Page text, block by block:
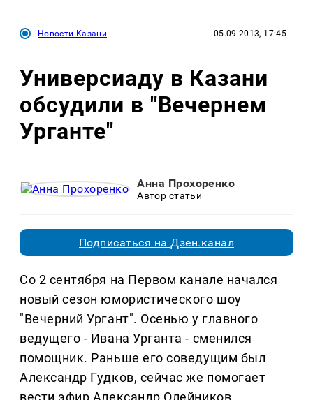
Новости Казани 05.09.2013, 17:45
Универсиаду в Казани
обсудили в "Вечернем
Урганте"
Анна Прохоренко
Автор статьи
Подписаться на Дзен.канал
Со 2 сентября на Первом канале начался
новый сезон юмористического шоу
"Вечерний Ургант". Осенью у главного
ведущего - Ивана Урганта - сменился
помощник. Раньше его соведущим был
Александр Гудков, сейчас же помогает
вести эфир Александр Олейников.